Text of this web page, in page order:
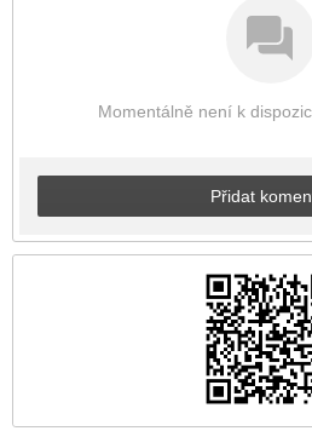
Momentálně není k
Přidat